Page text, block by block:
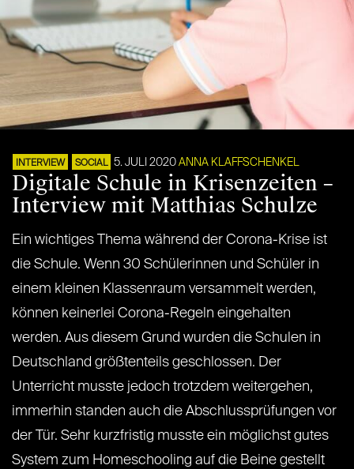
INTERVIEW SOCIAL 5. JULI 2020 ANNA KLAFFSCHENKEL
Digitale Schule in Krisenzeiten –
Interview mit Matthias Schulze
Ein wichtiges Thema während der Corona-Krise ist
die Schule. Wenn 30 Schülerinnen und Schüler in
einem kleinen Klassenraum versammelt werden,
können keinerlei Corona-Regeln eingehalten
werden. Aus diesem Grund wurden die Schulen in
Deutschland größtenteils geschlossen. Der
Unterricht musste jedoch trotzdem weitergehen,
immerhin standen auch die Abschlussprüfungen vor
der Tür. Sehr kurzfristig musste ein möglichst gutes
System zum Homeschooling auf die Beine gestellt